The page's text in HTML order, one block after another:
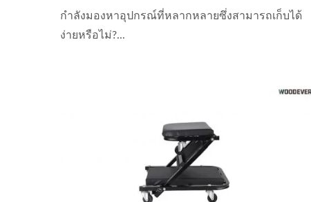
กำลังมองหาอุปกรณ์ที่หลากหลายซึ่งสามารถเก็บได้
ง่ายหรือไม่?...